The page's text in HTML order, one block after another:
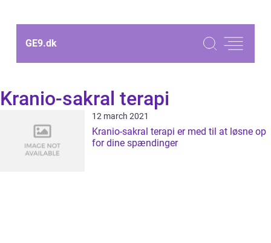
GE9.dk
Kranio-sakral terapi
12 march 2021
Kranio-sakral terapi er med til at løsne op
for dine spændinger